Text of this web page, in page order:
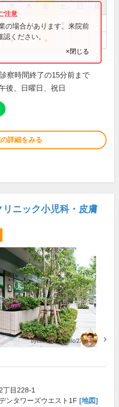
● ● ●
●
の場合があります。来院前
ください。
×閉じる
察時間終了の15分前まで
後、日曜日、祝日
詳細をみる
ニック小児科・皮膚
丁目228-1
ンタワーズウエスト1F [地図]